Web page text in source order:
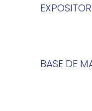
BASE DE